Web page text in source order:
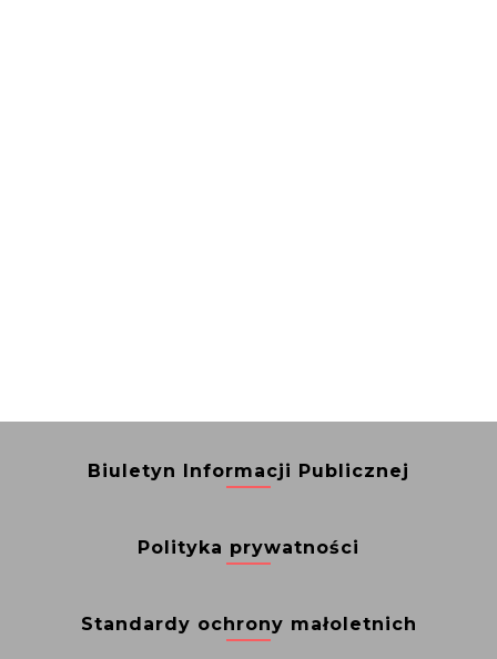
Biuletyn Informacji Publicznej
Polityka prywatności
Standardy ochrony małoletnich